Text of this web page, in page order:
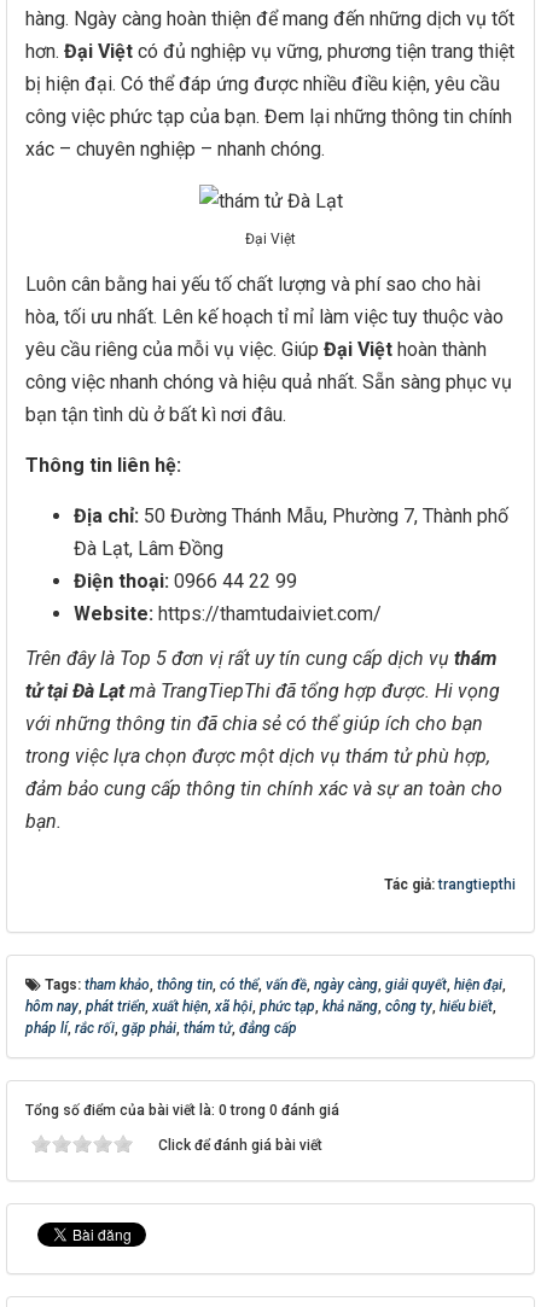
hàng. Ngày càng hoàn thiện để mang đến những dịch vụ tốt
hơn. Đại Việt có đủ nghiệp vụ vững, phương tiện trang thiệt
bị hiện đại. Có thể đáp ứng được nhiều điều kiện, yêu cầu
công việc phức tạp của bạn. Đem lại những thông tin chính
xác – chuyên nghiệp – nhanh chóng.
Đại Việt
Luôn cân bằng hai yếu tố chất lượng và phí sao cho hài
hòa, tối ưu nhất. Lên kế hoạch tỉ mỉ làm việc tuy thuộc vào
yêu cầu riêng của mỗi vụ việc. Giúp Đại Việt hoàn thành
công việc nhanh chóng và hiệu quả nhất. Sẵn sàng phục vụ
bạn tận tình dù ở bất kì nơi đâu.
Thông tin liên hệ:
Địa chỉ: 50 Đường Thánh Mẫu, Phường 7, Thành phố
Đà Lạt, Lâm Đồng
Điện thoại: 0966 44 22 99
Website: https://thamtudaiviet.com/
Trên đây là Top 5 đơn vị rất uy tín cung cấp dịch vụ thám
tử tại Đà Lạtmà TrangTiepThi đã tổng hợp được. Hi vọng
với những thông tin đã chia sẻ có thể giúp ích cho bạn
trong việc lựa chọn được một dịch vụ thám tử phù hợp,
đảm bảo cung cấp thông tin chính xác và sự an toàn cho
bạn.
Tác giả:trangtiepthi
Tags: tham khảo, thông tin, có thể, vấn đề, ngày càng, giải quyết, hiện đại,
hôm nay, phát triển,xuất hiện,xã hội, phức tạp, khả năng, công ty, hiểu biết,
pháp lí, rắc rối, gặp phải, thám tử, đẳng cấp
Tổng số điểm của bài viết là: 0 trong 0 đánh giá
Click để đánh giá bài viết